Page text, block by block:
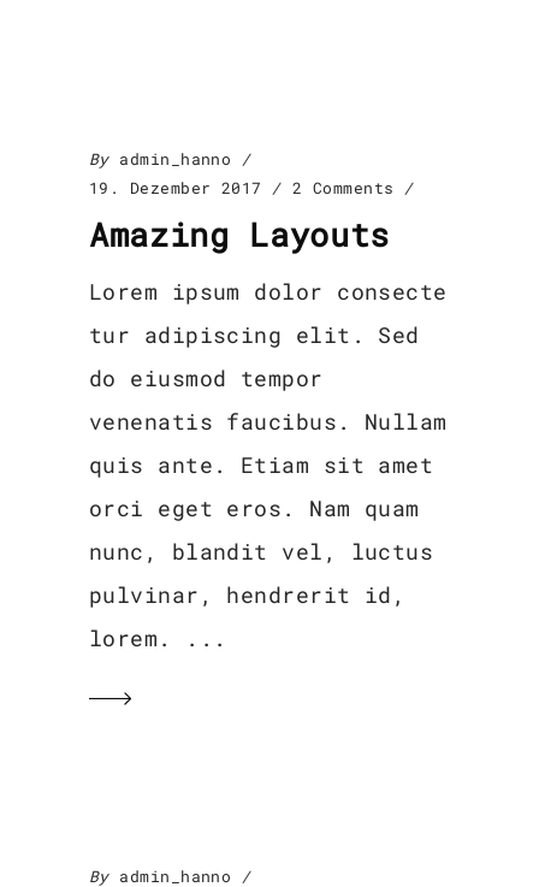
By admin_hanno
19. Dezember 2017
2 Comments
Amazing Layouts
Lorem ipsum dolor consecte
tur adipiscing elit. Sed
do eiusmod tempor
venenatis faucibus. Nullam
quis ante. Etiam sit amet
orci eget eros. Nam quam
nunc, blandit vel, luctus
pulvinar, hendrerit id,
lorem.
By admin_hanno